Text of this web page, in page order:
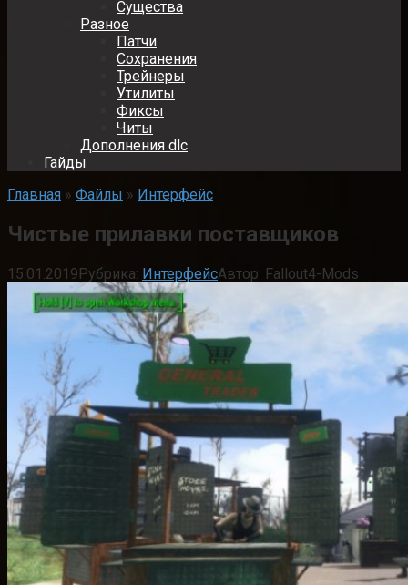
Существа
Разное
Патчи
Сохранения
Трейнеры
Утилиты
Фиксы
Читы
Дополнения dlc
Гайды
Главная » Файлы » Интерфейс
Чистые прилавки поставщиков
15.01.2019Рубрика: ИнтерфейсАвтор: Fallout4-Mods